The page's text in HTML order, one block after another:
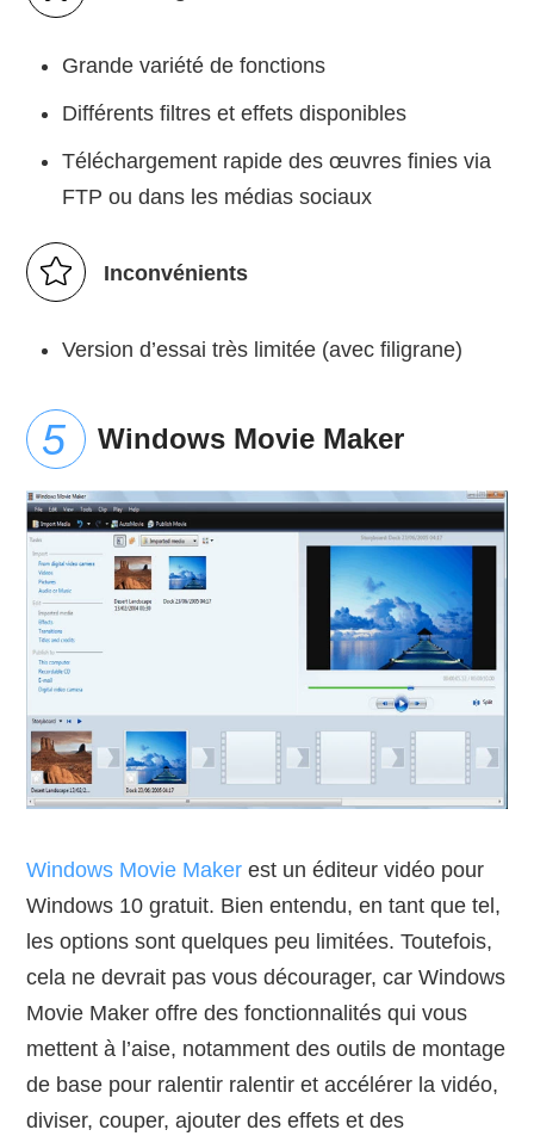
Grande variété de fonctions
Différents filtres et effets disponibles
Téléchargement rapide des œuvres finies via
FTP ou dans les médias sociaux
Inconvénients
Version d’essai très limitée (avec filigrane)
Windows Movie Maker
Windows Movie Maker est un éditeur vidéo pour
Windows 10 gratuit. Bien entendu, en tant que tel,
les options sont quelques peu limitées. Toutefois,
cela ne devrait pas vous décourager, car Windows
Movie Maker offre des fonctionnalités qui vous
mettent à l’aise, notamment des outils de montage
de base pour ralentir ralentir et accélérer la vidéo,
diviser, couper, ajouter des effets et des